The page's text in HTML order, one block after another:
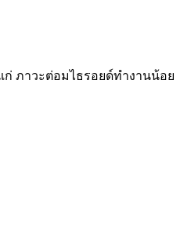
ภาวะต่อมไธรอยด์ทำงานน้อย